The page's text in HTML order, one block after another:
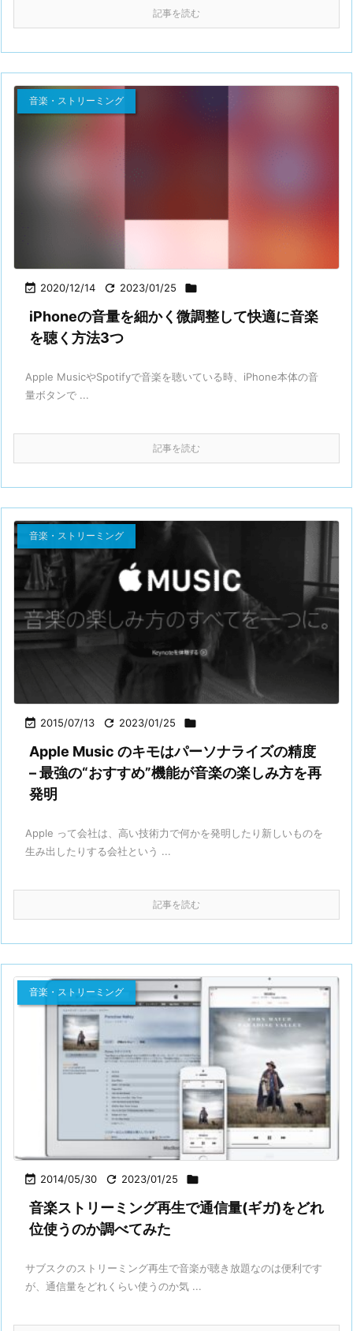
記事を読む
 2020/12/14  2023/01/25 
音楽・ストリーミング
iPhoneの音量を細かく微調整して快適に音楽
を聴く方法3つ
Apple MusicやSpotifyで音楽を聴いている時、iPhone本体の音
量ボタンで ...
記事を読む
 2015/07/13  2023/01/25 
音楽・ストリーミング
Apple Music のキモはパーソナライズの精度
– 最強の“おすすめ”機能が音楽の楽しみ方を再
発明
Apple って会社は、高い技術力で何かを発明したり新しいものを
生み出したりする会社という ...
記事を読む
 2014/05/30  2023/01/25 
音楽・ストリーミング
音楽ストリーミング再生で通信量(ギガ)をどれ
位使うのか調べてみた
サブスクのストリーミング再生で音楽が聴き放題なのは便利です
が、通信量をどれくらい使うのか気 ...